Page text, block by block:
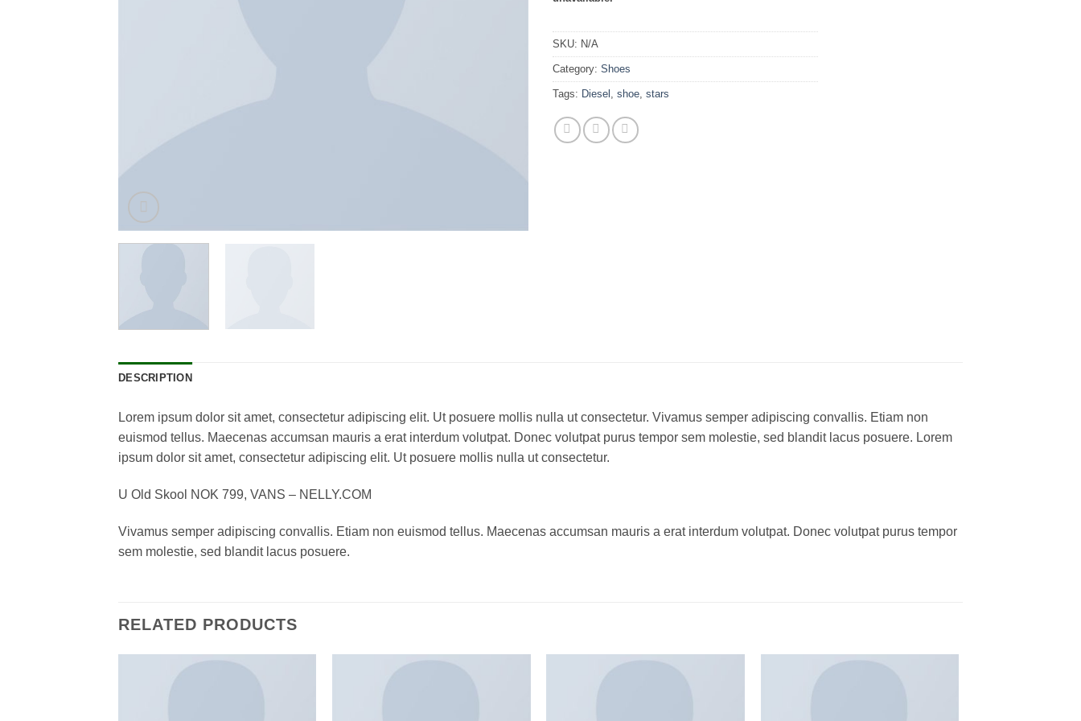
SKU: N/A
Category: Shoes
Tags: Diesel , shoe, stars
DESCRIPTION
Lorem ipsum dolor sit amet, consectetur adipiscing elit. Ut posuere mollis nulla ut consectetur. Vivamus semper adipiscing convallis. Etiam non
euismod tellus. Maecenas accumsan mauris a erat interdum volutpat. Donec volutpat purus tempor sem molestie, sed blandit lacus posuere. Lorem
ipsum dolor sit amet, consectetur adipiscing elit. Ut posuere mollis nulla ut consectetur.
U Old Skool NOK 799, VANS – NELLY.COM
Vivamus semper adipiscing convallis. Etiam non euismod tellus. Maecenas accumsan mauris a erat interdum volutpat. Donec volutpat purus tempor
sem molestie, sed blandit lacus posuere.
RELATED PRODUCTS